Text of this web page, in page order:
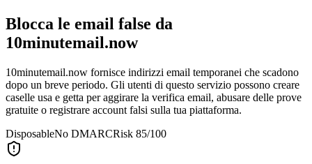
Blocca le email false da
10minutemail.now
10minutemail.now fornisce indirizzi email temporanei che scadono
dopo un breve periodo. Gli utenti di questo servizio possono creare
caselle usa e getta per aggirare la verifica email, abusare delle prove
gratuite o registrare account falsi sulla tua piattaforma.
DisposableNo DMARCRisk 85/100